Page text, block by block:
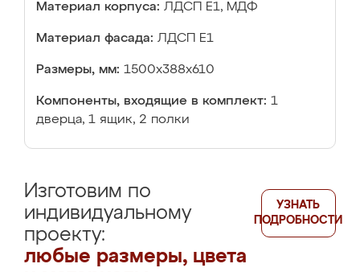
Материал корпуса: ЛДСП Е1, МДФ
Материал фасада: ЛДСП Е1
Размеры, мм: 1500x388x610
Компоненты, входящие в комплект: 1
дверца, 1 ящик, 2 полки
Изготовим по
индивидуальному
проекту:
любые размеры, цвета
УЗНАТЬ
ПОДРОБНОСТИ